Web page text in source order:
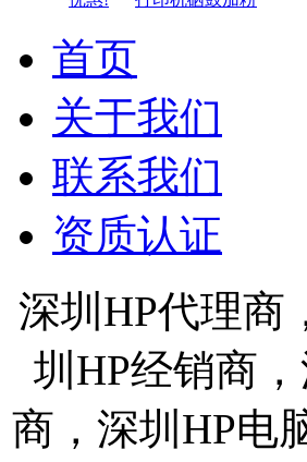
首页
关于我们
联系我们
资质认证
深圳HP代理商
圳HP经销商
商，深圳HP电